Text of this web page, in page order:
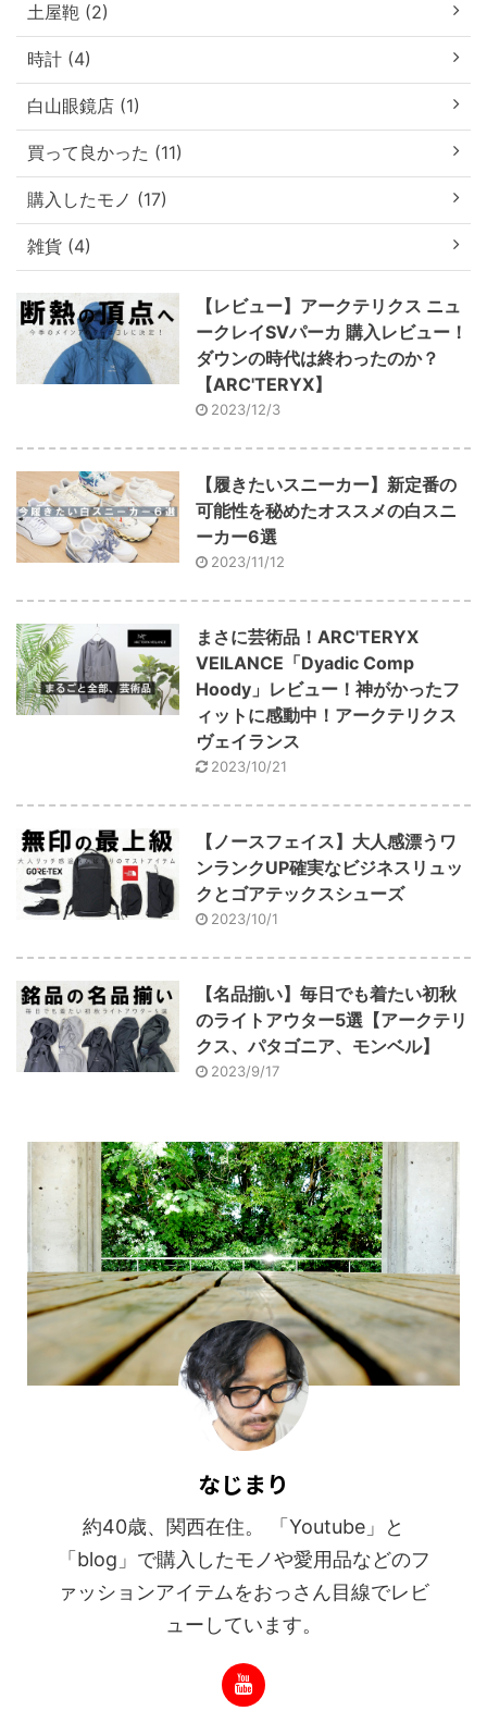
土屋鞄 (2)
時計 (4)
白山眼鏡店 (1)
買って良かった (11)
購入したモノ (17)
雑貨 (4)
【レビュー】アークテリクス ニュ
ークレイSVパーカ 購入レビュー！
ダウンの時代は終わったのか？
【ARC'TERYX】
2023/12/3
【履きたいスニーカー】新定番の
可能性を秘めたオススメの白スニ
ーカー6選
2023/11/12
まさに芸術品！ARC'TERYX
VEILANCE「Dyadic Comp
Hoody」レビュー！神がかったフ
ィットに感動中！アークテリクス
ヴェイランス
2023/10/21
【ノースフェイス】大人感漂うワ
ンランクUP確実なビジネスリュッ
クとゴアテックスシューズ
2023/10/1
【名品揃い】毎日でも着たい初秋
のライトアウター5選【アークテリ
クス、パタゴニア、モンベル】
2023/9/17
なじまり
約40歳、関西在住。 「Youtube」と
「blog」で購入したモノや愛用品などのフ
ァッションアイテムをおっさん目線でレビ
ューしています。